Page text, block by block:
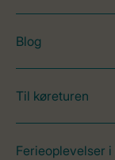
Blog
Til køreturen
Ferieoplevelser